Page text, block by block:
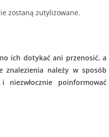
zostaną zutylizowane.
ich dotykać ani przenosić, a
należy w sposób
poinformować